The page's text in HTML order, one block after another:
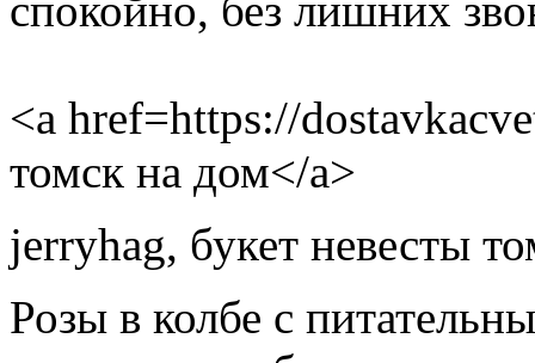
<a href=https://
томск на дом</a>
jerryhag, букет невесты
Розы в колбе с